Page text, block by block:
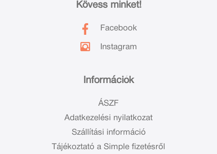
Információk
ÁSZF
Adatkezelési nyilatkozat
Szállítási információ
Tájékoztató a Simple fizetésről
Kövess minket!
Facebook
Instagram